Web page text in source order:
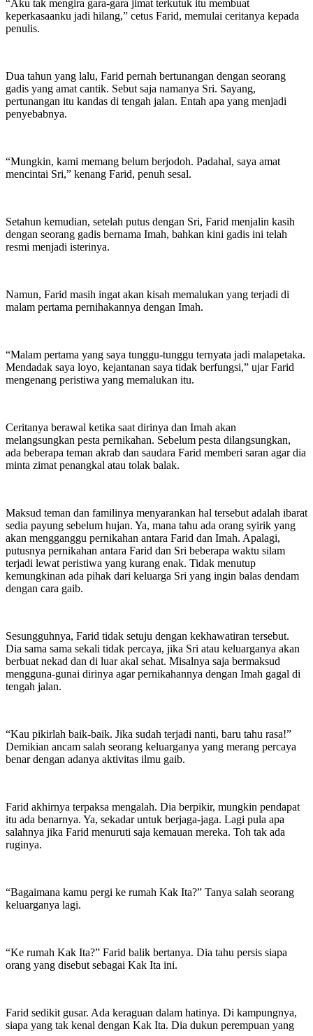
“Aku tak mengira gara-gara jimat terkutuk itu membuat
keperkasaanku jadi hilang,” cetus Farid, memulai ceritanya kepada
penulis.
Dua tahun yang lalu, Farid pernah bertunangan dengan seorang
gadis yang amat cantik. Sebut saja namanya Sri. Sayang,
pertunangan itu kandas di tengah jalan. Entah apa yang menjadi
penyebabnya.
“Mungkin, kami memang belum berjodoh. Padahal, saya amat
mencintai Sri,” kenang Farid, penuh sesal.
Setahun kemudian, setelah putus dengan Sri, Farid menjalin kasih
dengan seorang gadis bernama Imah, bahkan kini gadis ini telah
resmi menjadi isterinya.
Namun, Farid masih ingat akan kisah memalukan yang terjadi di
malam pertama pernihakannya dengan Imah.
“Malam pertama yang saya tunggu-tunggu ternyata jadi malapetaka.
Mendadak saya loyo, kejantanan saya tidak berfungsi,” ujar Farid
mengenang peristiwa yang memalukan itu.
Ceritanya berawal ketika saat dirinya dan Imah akan
melangsungkan pesta pernikahan. Sebelum pesta dilangsungkan,
ada beberapa teman akrab dan saudara Farid memberi saran agar dia
minta zimat penangkal atau tolak balak.
Maksud teman dan familinya menyarankan hal tersebut adalah ibarat
sedia payung sebelum hujan. Ya, mana tahu ada orang syirik yang
akan mengganggu pernikahan antara Farid dan Imah. Apalagi,
putusnya pernikahan antara Farid dan Sri beberapa waktu silam
terjadi lewat peristiwa yang kurang enak. Tidak menutup
kemungkinan ada pihak dari keluarga Sri yang ingin balas dendam
dengan cara gaib.
Sesungguhnya, Farid tidak setuju dengan kekhawatiran tersebut.
Dia sama sama sekali tidak percaya, jika Sri atau keluarganya akan
berbuat nekad dan di luar akal sehat. Misalnya saja bermaksud
mengguna-gunai dirinya agar pernikahannya dengan Imah gagal di
tengah jalan.
“Kau pikirlah baik-baik. Jika sudah terjadi nanti, baru tahu rasa!”
Demikian ancam salah seorang keluarganya yang merang percaya
benar dengan adanya aktivitas ilmu gaib.
Farid akhirnya terpaksa mengalah. Dia berpikir, mungkin pendapat
itu ada benarnya. Ya, sekadar untuk berjaga-jaga. Lagi pula apa
salahnya jika Farid menuruti saja kemauan mereka. Toh tak ada
ruginya.
“Bagaimana kamu pergi ke rumah Kak Ita?” Tanya salah seorang
keluarganya lagi.
“Ke rumah Kak Ita?” Farid balik bertanya. Dia tahu persis siapa
orang yang disebut sebagai Kak Ita ini.
Farid sedikit gusar. Ada keraguan dalam hatinya. Di kampungnya,
siapa yang tak kenal dengan Kak Ita. Dia dukun perempuan yang